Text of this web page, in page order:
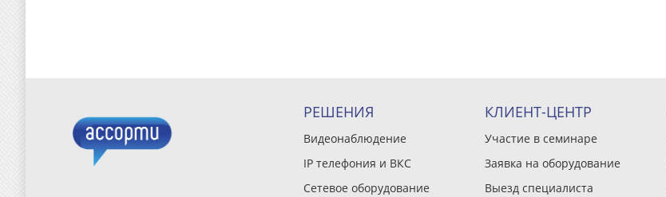
РЕШЕНИЯ
Видеонаблюдение
IP телефония и ВКС
Сетевое оборудование
КЛИЕНТ-ЦЕНТР
Участие в семинаре
Заявка на оборудование
Выезд специалиста